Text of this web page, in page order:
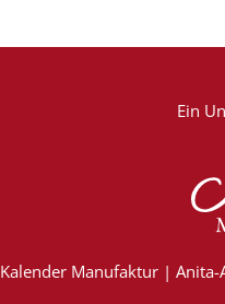
Ein
Kalender Manufaktur |